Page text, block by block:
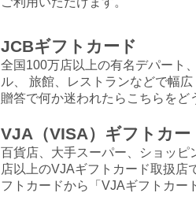
JCBギフトカード
全国100万店以上の有名デパート
ル、 旅館、レストランなどで幅
贈答で何か迷われたらこちらをど
VJA（VISA）ギフトカー
百貨店、大手スーパー、ショッ
店以上のVJAギフトカード取扱店
フトカードから「VJAギフトカー